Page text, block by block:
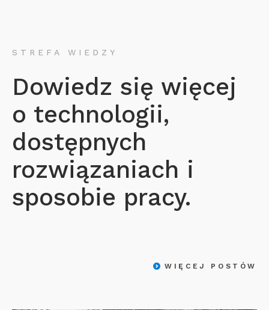
STREFA WIEDZY
Dowiedz się więcej
o technologii,
dostępnych
rozwiązaniach i
sposobie pracy.
WIĘCEJ POSTÓW